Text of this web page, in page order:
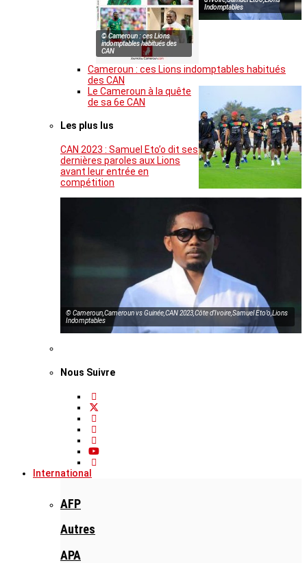
Indomptables
© Cameroun : ces Lions
indomptables habitués des
CAN
Cameroun : ces Lions indomptables habitués
des CAN
Le Cameroun à la quête
de sa 6e CAN
Les plus lus
CAN 2023 : Samuel Eto’o dit ses
dernières paroles aux Lions
avant leur entrée en
compétition
© Cameroun,Cameroun vs Guinée,CAN 2023,Côte d’Ivoire,Samuel Eto’o,Lions
Indomptables
Nous Suivre
International
AFP
Autres
APA